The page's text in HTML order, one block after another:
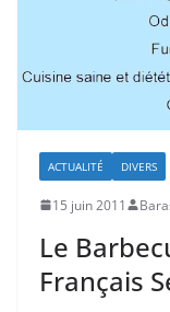
ACTUALITÉ DIVERS
15 juin 2011
Le
Français